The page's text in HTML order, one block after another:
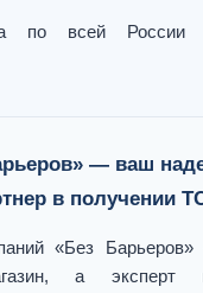
по всей России
— ваш
в получении
«Без
а